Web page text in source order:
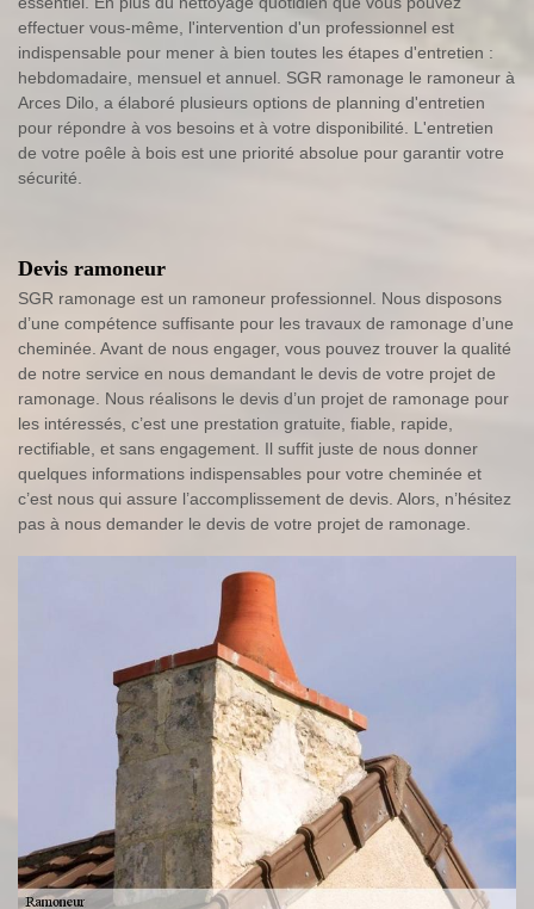
effectuer vous-même, l'intervention d'un professionnel est
indispensable pour mener à bien toutes les étapes d'entretien :
hebdomadaire, mensuel et annuel. SGR ramonage le ramoneur à
Arces Dilo, a élaboré plusieurs options de planning d'entretien
pour répondre à vos besoins et à votre disponibilité. L'entretien
de votre poêle à bois est une priorité absolue pour garantir votre
sécurité.
Devis ramoneur
SGR ramonage est un ramoneur professionnel. Nous disposons
d’une compétence suffisante pour les travaux de ramonage d’une
cheminée. Avant de nous engager, vous pouvez trouver la qualité
de notre service en nous demandant le devis de votre projet de
ramonage. Nous réalisons le devis d’un projet de ramonage pour
les intéressés, c’est une prestation gratuite, fiable, rapide,
rectifiable, et sans engagement. Il suffit juste de nous donner
quelques informations indispensables pour votre cheminée et
c’est nous qui assure l’accomplissement de devis. Alors, n’hésitez
pas à nous demander le devis de votre projet de ramonage.